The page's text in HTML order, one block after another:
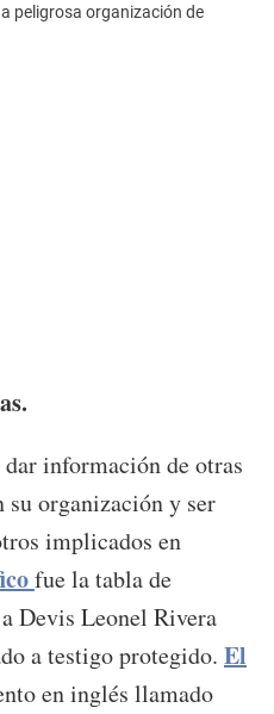
peligrosa organización de
información de otras
su organización y ser
implicados en
fue la tabla de
Devis Leonel Rivera
a testigo protegido. El
en inglés llamado